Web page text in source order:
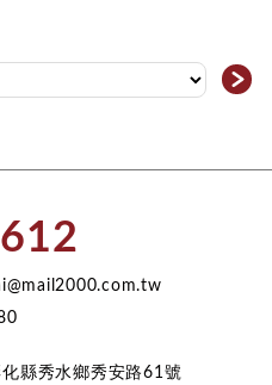
＞
縣秀水鄉秀安路61號